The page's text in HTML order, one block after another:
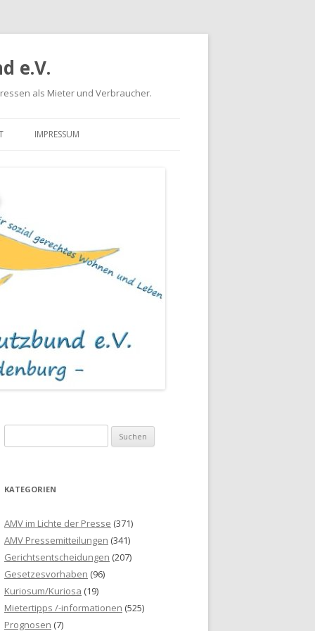
e.V.
als Mieter und Verbraucher.
IMPRESSUM
u
h
n
n
a
c
h
:
KATEGORIEN
AMV im Lichte der Presse (371)
AMV Pressemitteilungen (341)
Gerichtsentscheidungen (207)
Gesetzesvorhaben (96)
Kuriosum/Kuriosa (19)
Mietertipps /-informationen (525)
Prognosen (7)